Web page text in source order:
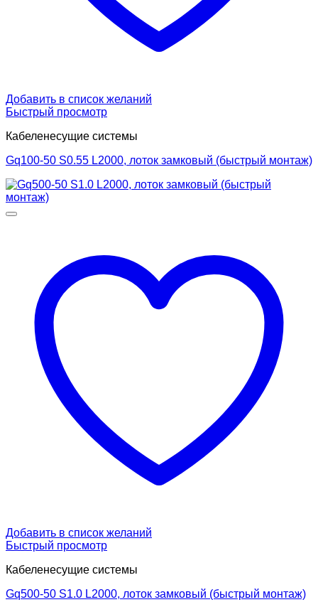
Добавить в список желаний
Быстрый просмотр
Кабеленесущие системы
Gq100-50 S0.55 L2000, лоток замковый (быстрый монтаж)
Добавить в список желаний
Быстрый просмотр
Кабеленесущие системы
Gq500-50 S1.0 L2000, лоток замковый (быстрый монтаж)